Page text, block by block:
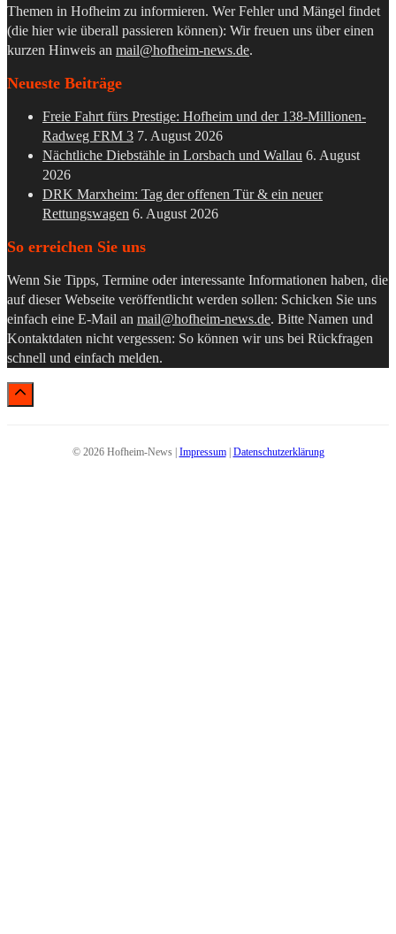
Themen in Hofheim zu informieren. Wer Fehler und Mängel findet
(die hier wie überall passieren können): Wir freuen uns über einen
kurzen Hinweis an mail@hofheim-news.de.
Neueste Beiträge
Freie Fahrt fürs Prestige: Hofheim und der 138-Millionen-
Radweg FRM 3 7. August 2026
Nächtliche Diebstähle in Lorsbach und Wallau 6. August
2026
DRK Marxheim: Tag der offenen Tür & ein neuer
Rettungswagen 6. August 2026
So erreichen Sie uns
Wenn Sie Tipps, Termine oder interessante Informationen haben, die
auf dieser Webseite veröffentlicht werden sollen: Schicken Sie uns
einfach eine E-Mail an mail@hofheim-news.de. Bitte Namen und
Kontaktdaten nicht vergessen: So können wir uns bei Rückfragen
schnell und einfach melden.
© 2026 Hofheim-News | Impressum| Datenschutzerklärung